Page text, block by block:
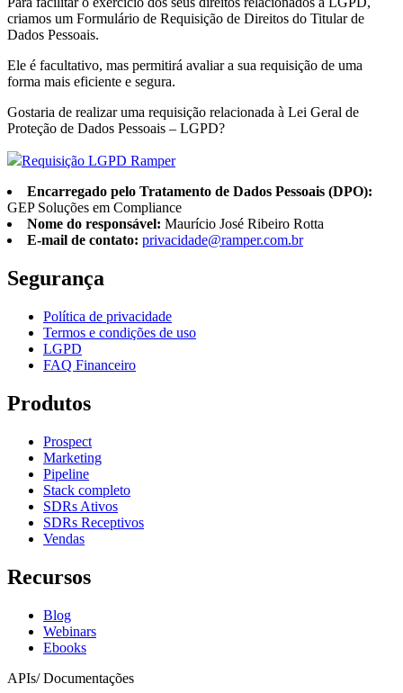
criamos um Formulário de Requisição de Direitos do Titular de
Dados Pessoais.
Ele é facultativo, mas permitirá avaliar a sua requisição de uma
forma mais eficiente e segura.
Gostaria de realizar uma requisição relacionada à Lei Geral de
Proteção de Dados Pessoais – LGPD?
Requisição LGPD Ramper
Encarregado pelo Tratamento de Dados Pessoais (DPO):
GEP Soluções em Compliance
Nome do responsável: Maurício José Ribeiro Rotta
E-mail de contato: privacidade@ramper.com.br
Segurança
Política de privacidade
Termos e condições de uso
LGPD
FAQ Financeiro
Produtos
Prospect
Marketing
Pipeline
Stack completo
SDRs Ativos
SDRs Receptivos
Vendas
Recursos
Blog
Webinars
Ebooks
APIs/ Documentações